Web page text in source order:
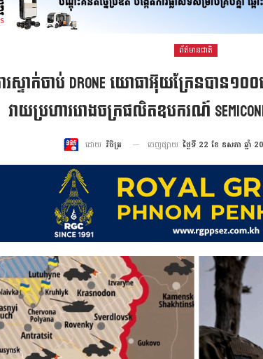
ព័ត៌មានជាតិ
ារស្ទាក់ចាប់ Drone យោធាអ៊ុយក្រែនបាន
វាយប្រហាររោងចក្រផលិតឧបករណ៍
ដោយ វិចិត្រ ចេញផ្សាយ ថ្ងៃទី 22 ខែ ឧសភា ឆ្នាំ